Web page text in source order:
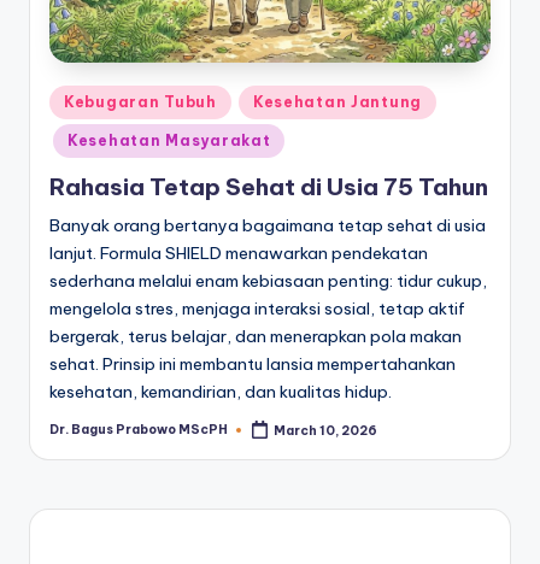
Posted
in
Kebugaran Tubuh Kesehatan Jantung
Kesehatan Masyarakat
Rahasia Tetap Sehat di Usia 75 Tahun
Banyak orang bertanya bagaimana tetap sehat di usia
lanjut. Formula SHIELD menawarkan pendekatan
sederhana melalui enam kebiasaan penting: tidur cukup,
mengelola stres, menjaga interaksi sosial, tetap aktif
bergerak, terus belajar, dan menerapkan pola makan
sehat. Prinsip ini membantu lansia mempertahankan
kesehatan, kemandirian, dan kualitas hidup.
Posted
Dr. Bagus Prabowo MScPH March 10, 2026